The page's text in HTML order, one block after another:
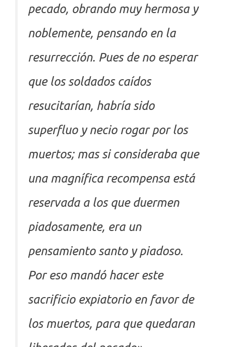
pecado, obrando muy hermosa y
noblemente, pensando en la
resurrección. Pues de no esperar
que los soldados caídos
resucitarían, habría sido
superfluo y necio rogar por los
muertos; mas si consideraba que
una magnífica recompensa está
reservada a los que duermen
piadosamente, era un
pensamiento santo y piadoso.
Por eso mandó hacer este
sacrificio expiatorio en favor de
los muertos, para que quedaran